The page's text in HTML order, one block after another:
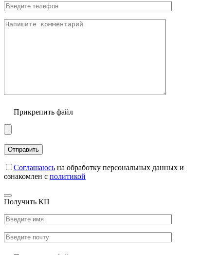
Прикрепить файл
Соглашаюсь на обработку персональных данных и
ознакомлен с политикой
Получить КП